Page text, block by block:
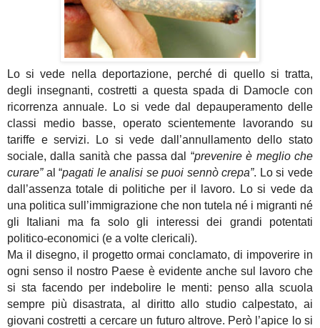
Lo si vede nella deportazione, perché di quello si tratta,
degli insegnanti, costretti a questa spada di Damocle con
ricorrenza annuale. Lo si vede dal depauperamento delle
classi medio basse, operato scientemente lavorando su
tariffe e servizi. Lo si vede dall’annullamento dello stato
sociale, dalla sanità che passa dal “prevenire è meglio che
curare”al “pagati le analisi se puoi sennò crepa”. Lo si vede
dall’assenza totale di politiche per il lavoro. Lo si vede da
una politica sull’immigrazione che non tutela né i migranti né
gli Italiani ma fa solo gli interessi dei grandi potentati
politico-economici (e a volte clericali).
Ma il disegno, il progetto ormai conclamato, di impoverire in
ogni senso il nostro Paese è evidente anche sul lavoro che
si sta facendo per indebolire le menti: penso alla scuola
sempre più disastrata, al diritto allo studio calpestato, ai
giovani costretti a cercare un futuro altrove. Però l’apice lo si